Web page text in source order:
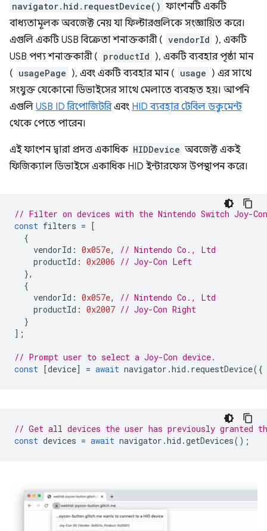
navigator.hid.requestDevice() ফাংশনটি একটি
বাধ্যতামূলক অবজেক্ট নেয় যা ফিল্টারগুলিকে সংজ্ঞায়িত করে।
এগুলি একটি USB বিক্রেতা শনাক্তকারী ( vendorId ), একটি
USB পণ্য শনাক্তকারী ( productId ), একটি ব্যবহার পৃষ্ঠা মান
( usagePage ), এবং একটি ব্যবহার মান ( usage ) এর সাথে
সংযুক্ত যেকোনো ডিভাইসের সাথে মেলাতে ব্যবহৃত হয়। আপনি
এগুলি USB ID রিপোজিটরিএবং HID ব্যবহার টেবিল ডকুমেন্ট
থেকে পেতে পারেন।
এই ফাংশন দ্বারা প্রদত্ত একাধিক HIDDevice অবজেক্ট একই
ফিজিক্যাল ডিভাইসে একাধিক HID ইন্টারফেস উপস্থাপন করে।
// Filter on devices with the Nintendo Switch Joy-Con
const filters = [
{
vendorId : 0x057e,
// Nintendo Co., Ltd
productId : 0x2006 // Joy-Con Left
},
{
vendorId : 0x057e,
// Nintendo Co., Ltd
productId : 0x2007 // Joy-Con Right
}
];
// Prompt user to select a Joy-Con device.
const [device] = await navigator .hid . requestDevice({
// Get all devices the user has previously granted
const devices = await navigator .hid .getDevices();